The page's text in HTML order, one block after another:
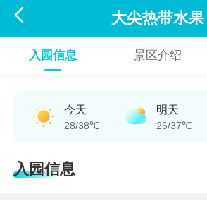
 大尖热带水果
入园信息 景区介绍
今天
28/38℃
明天
26/37℃
入园信息